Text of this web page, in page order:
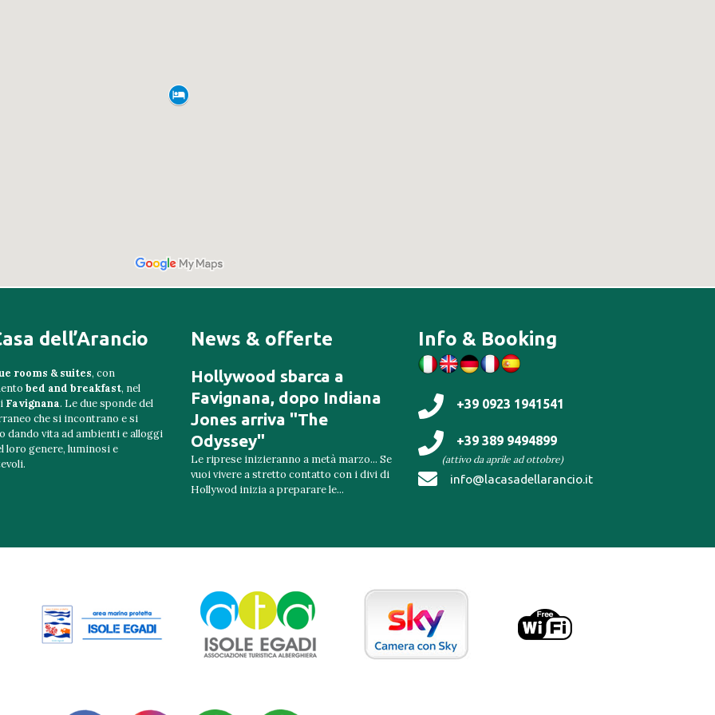
dell’Arancio
rooms & suites, con
bed and breakfast, nel
Favignana. Le due sponde del
che si incontrano e si
dando vita ad ambienti e alloggi
loro genere, luminosi e
News & offerte
Hollywood sbarca a
Favignana, dopo Indiana
Jones arriva "The
Odyssey"
Le riprese inizieranno a metà marzo... Se
vuoi vivere a stretto contatto con i divi di
Hollywod inizia a preparare le...
Info & Booking
+39 0923 1941541
+39 389 9494899
(attivo da aprile ad ottobre)
info@lacasadellarancio.it